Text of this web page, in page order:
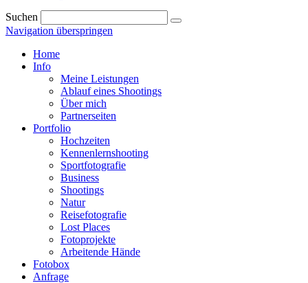
Suchen
Navigation überspringen
Home
Info
Meine Leistungen
Ablauf eines Shootings
Über mich
Partnerseiten
Portfolio
Hochzeiten
Kennenlernshooting
Sportfotografie
Business
Shootings
Natur
Reisefotografie
Lost Places
Fotoprojekte
Arbeitende Hände
Fotobox
Anfrage